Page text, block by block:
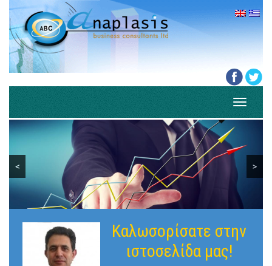
Toggle
< >
Καλωσορίσατε στην
ιστοσελίδα μας!